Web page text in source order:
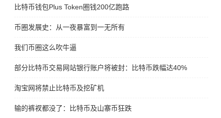
比特币钱包Plus Token圈钱200亿跑路
币圈发展史：从一夜暴富到一无所有
我们币圈这么吹牛逼
部分比特币交易网站银行账户将被封：比特币跌幅达40%
淘宝网将禁止比特币及挖矿机
输的裤衩都没了：比特币及山寨币狂跌